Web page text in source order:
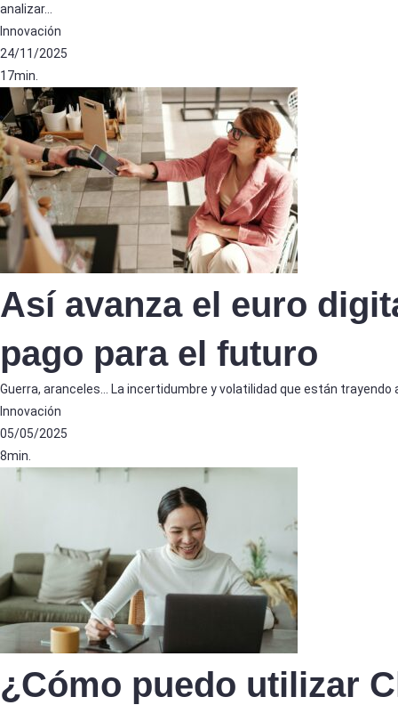
analizar…
Innovación
24/11/2025
17min.
Así avanza el euro
pago para el futuro
Guerra, aranceles… La incertidumbre y volatilidad que están
Innovación
05/05/2025
8min.
¿Cómo puedo utilizar